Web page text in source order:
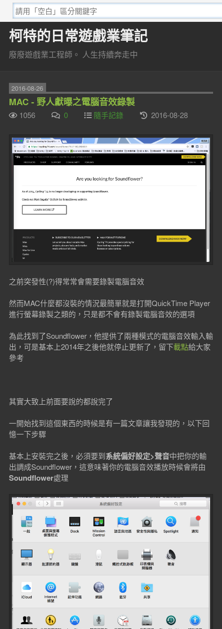
柯特的日常遊戲業筆記
廢廢遊戲業工程師。 人生持續奔走中
2016-08-26
MAC - 野人獻曝之電腦音效錄製
1056 0 隨手記錄 2016-08-28
之前突發性(?)得常常會需要錄製電腦音效
然而MAC什麼都沒裝的情況最簡單就是打開QuickTime Player
進行螢幕錄製之類的，只是都不會有錄製電腦音效的選項
為此找到了Soundflower，他提供了兩種模式的電腦音效輸入輸
出，可是基本上2014年之後他就停止更新了，留下載點給大家
參考
其實大致上前面要說的都說完了
一開始找到這個東西的時候是有一篇文章讓我發現的，以下回
憶一下步驟
基本上安裝完之後，必須要到系統偏好設定>聲音中把你的輸
出調成Soundflower，這意味著你的電腦音效播放時候會將由
Soundflower處理